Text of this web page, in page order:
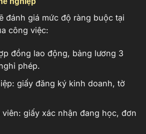
đánh giá mức độ ràng buộc tại
công việc:
đồng lao động, bảng lương 3
phép.
giấy đăng ký kinh doanh, tờ
giấy xác nhận đang học, đơn